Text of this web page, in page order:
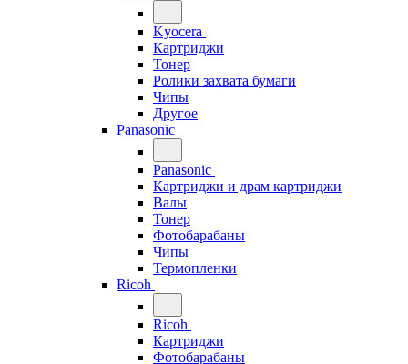
Kyocera
Картриджи
Тонер
Ролики захвата бумаги
Чипы
Другое
Panasonic
Panasonic
Картриджи и драм картриджи
Валы
Тонер
Фотобарабаны
Чипы
Термопленки
Ricoh
Ricoh
Картриджи
Фотобарабаны